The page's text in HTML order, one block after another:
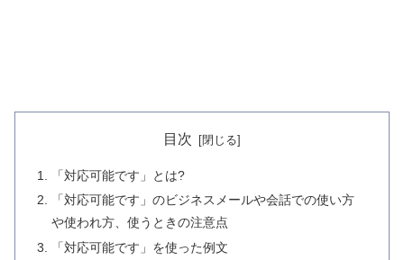
目次
「対応可能です」とは?
「対応可能です」のビジネスメールや会話での使い方
や使われ方、使うときの注意点
「対応可能です」を使った例文